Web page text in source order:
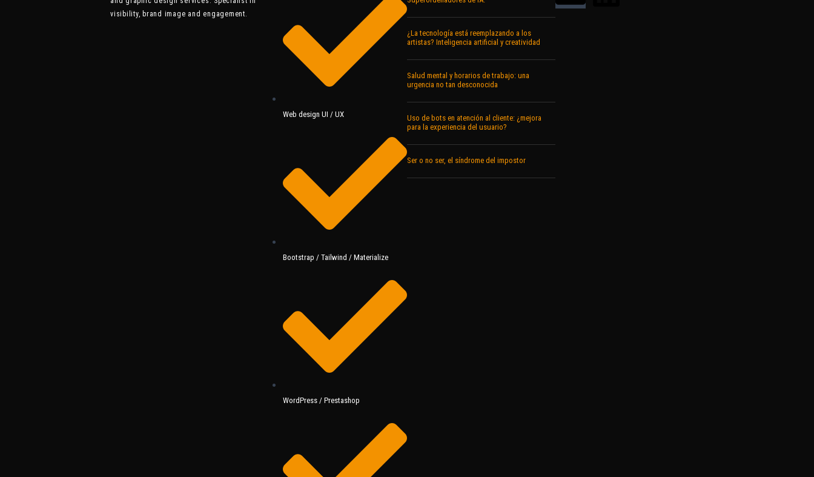
visibility, brand image and engagement.
Web design UI / UX
Bootstrap / Tailwind / Materialize
WordPress / Prestashop
¿La tecnología está reemplazando a los
artistas? Inteligencia artificial y creatividad
Salud mental y horarios de trabajo: una
urgencia no tan desconocida
Uso de bots en atención al cliente: ¿mejora
para la experiencia del usuario?
Ser o no ser, el síndrome del impostor